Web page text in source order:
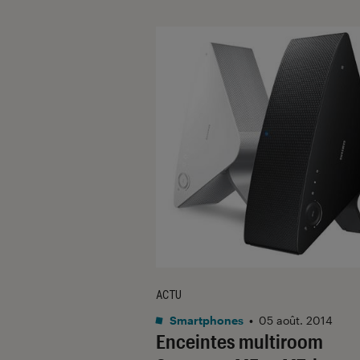
Enceintes multiroom
ACTU
Smartphones • 05 août. 2014